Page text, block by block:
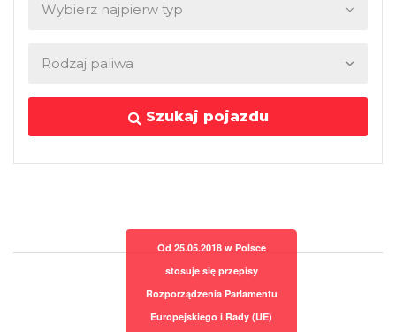
Szukaj pojazdu
Od 25.05.2018 w Polsce
stosuje się przepisy
Rozporządzenia Parlamentu
Europejskiego i Rady (UE)